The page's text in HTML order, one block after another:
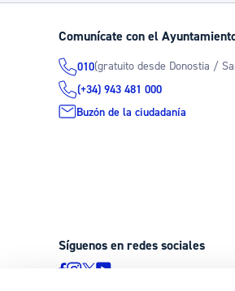
Comunícate con el
010(gratuito desde Donostia /
(+34) 943 481 000
Buzón de la ciudadanía
Síguenos en redes sociales